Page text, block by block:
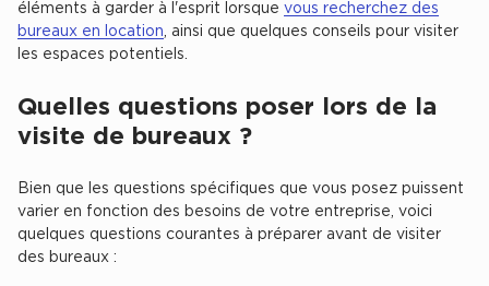
Location de plateformes Logistique à Aulnay-sous-Bois
Location de plateformes Logistique à Amiens
Location de plateformes Logistique à Le Havre
Achat de plateformes Logistique en Bretagne
Achat de plateformes Logistique à Lyon
éléments à garder à l'esprit lorsque vous recherchez des
bureaux en location, ainsi que quelques conseils pour visiter
les espaces potentiels.
Quelles questions poser lors de la
visite de bureaux ?
Bien que les questions spécifiques que vous posez puissent
varier en fonction des besoins de votre entreprise, voici
quelques questions courantes à préparer avant de visiter
des bureaux :